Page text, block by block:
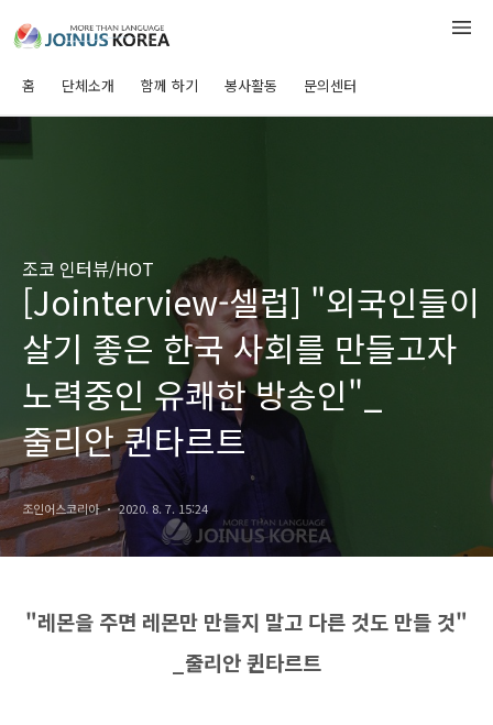
홈 단체소개 함께 하기 봉사활동 문의센터
조코 인터뷰/HOT
[Jointerview-셀럽] "외국인들이
살기 좋은 한국 사회를 만들고자
노력중인 유쾌한 방송인"_
줄리안 퀸타르트
조인어스코리아 2020. 8. 7. 15:24
"레몬을 주면 레몬만 만들지 말고 다른 것도 만들 것"
_줄리안 퀸타르트